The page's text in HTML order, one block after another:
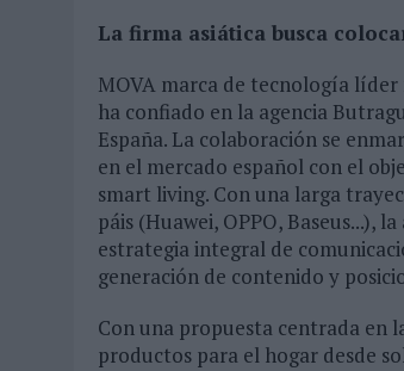
06/08/2026 | LA TELEVISIÓN SIGUE
06/08/2026 | EL USO DE LA IA GENERATIVA
06/08/2026 | SYSTEM1 NOMBRA A KIMBERLY
06/08/2026 | FRIGO Y UNIQLO LANZAN UNA
06/08/2026 | LA IA ESTÁ SUBIENDO EL LISTÓN
05/08/2026
BEON WORLDWIDE LANZA RAÍZ
05/08/2026
FABRA COMUNICACIÓN
LOPESAN HOTELS & RESORTS
05/08/2026 | LUIS ARQUILLOS (BURGO DE
La firma asiática busca
MOVA marca de tecnología
ha confiado en la agencia
España. La colaboración se
en el mercado español con el
smart living. Con una larga
páis (Huawei, OPPO, Baseus...),
estrategia integral de
generación de contenido y
Con una propuesta centrada en
productos para el hogar desde